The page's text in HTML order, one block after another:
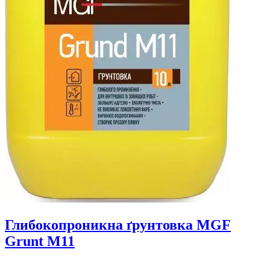
Глибокопроникна ґрунтовка MGF
Grunt M11